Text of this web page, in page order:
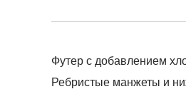
Футер с добавлением
Ребристые манжеты и